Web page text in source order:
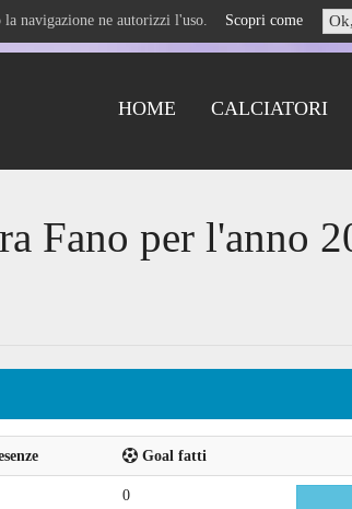
navigazione ne autorizzi l'uso. Scopri come
HOME CALCIATORI
Fano per l'anno
Goal fatti
0